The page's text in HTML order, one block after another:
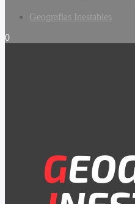
Geografias Inestables
0